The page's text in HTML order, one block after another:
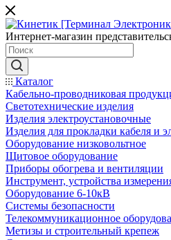
Интернет-магазин
Каталог
Кабельно-проводниковая
Светотехнические изделия
Изделия электроустановочные
Изделия для прокладки кабеля и
Оборудование низковольтное
Щитовое оборудование
Приборы обогрева и вентиляции
Инструмент, устройства
Оборудование 6-10кВ
Системы безопасности
Телекоммуникационное
Метизы и строительный крепеж